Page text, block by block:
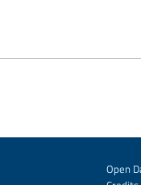
Open